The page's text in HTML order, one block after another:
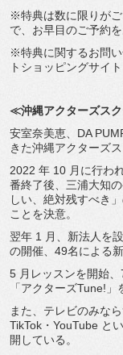
※特典は数に限りが
で、お早目のご予約を
※特典に関するお問
トショッピングサイ
≪沖縄アクターズス
安室奈美恵、DA
きた沖縄アクターズ
2022 年 10 月に行わ
番終了後、三浦大知
しい、絶対残すべき
ことを決意。
翌年 1 月、新法人を
の開催、49名による
5 月レッスンを開始
「アクターズTune!」
また、テレビのみな
TikTok・YouTube と
開している。